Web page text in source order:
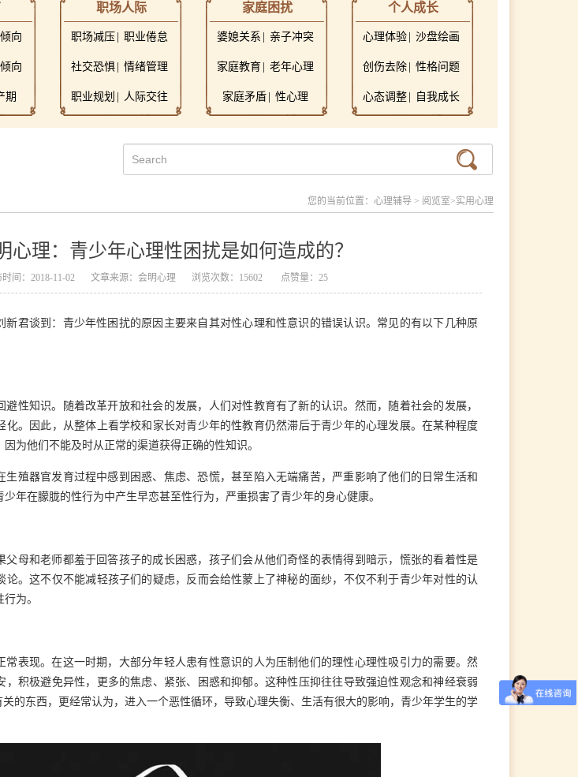
向
向
期
职场人际
职场减压 职业倦怠
社交恐惧 情绪管理
职业规划 人际交往
家庭困扰
婆媳关系 亲子冲突
家庭教育 老年心理
家庭矛盾 性心理
个人成长
心理体验 沙盘绘画
创伤去除 性格问题
心态调整 自我成长
您的当前位置： 心理辅导 > 阅览室>实用心理
心理：青少年心理性困扰是如何造成的？
间：2018-11-02 文章来源：会明心理 浏览次数：15602 点赞量：25
君谈到： 青少年性 困扰的原因主要来自其对性心理和性意识的错误认识。常见的有以下几种原
避性知识。随着改革开放和社会的发展，人们对性教育有了新的认识。然而，随着社会的发展，
化。因此，从整体上看学校和家长对青少年的性教育仍然滞后于青少年的心理发展。在某种程度
因为他们不能及时从正常的渠道获得正确的性知识。
生殖器官发育过程中感到困惑、焦虑、恐慌，甚至陷入无端痛苦，严重影响了他们的日常生活和
年在朦胧的性行为中产生早恋甚至性行为，严重损害了青少年的身心健康。
父母和老师都羞于回答孩子的成长困惑，孩子们会从他们奇怪的表情得到暗示，慌张的看着性是
。这不仅不能减轻孩子们的疑虑， 反而会给性蒙上了神秘的面纱，不仅不利于青少年对性的认
为。
常表现。在这一时期，大部分年轻人患有性意识的人为压制他们的理性心理性吸引力的需要。然
，积极避免异性，更多的焦虑、紧张、困惑和抑郁。这种性压抑往往导致强迫性观念和神经衰弱
关的东西，更经常认为，进入一个恶性循环，导致心理失衡、生活有很大的影响，青少年学生的学